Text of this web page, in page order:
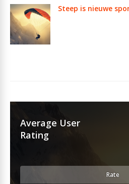
Steep is nieuwe
Average User
Rating
Rate